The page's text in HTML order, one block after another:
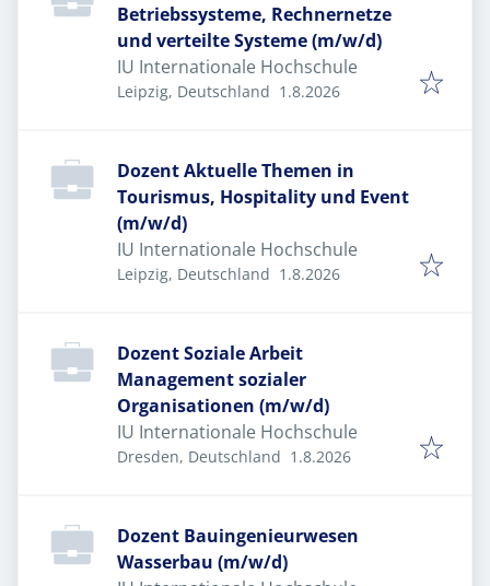
Betriebssysteme, Rechnernetze
und verteilte Systeme (m/w/d)
IU Internationale Hochschule
Leipzig, Deutschland Veröffentlicht
1.8.2026
Dozent Aktuelle Themen in
Tourismus, Hospitality und Event
(m/w/d)
IU Internationale Hochschule
Leipzig, Deutschland Veröffentlicht
1.8.2026
Dozent Soziale Arbeit
Management sozialer
Organisationen (m/w/d)
IU Internationale Hochschule
Dresden, Deutschland Veröffentlicht
1.8.2026
Dozent Bauingenieurwesen
Wasserbau (m/w/d)